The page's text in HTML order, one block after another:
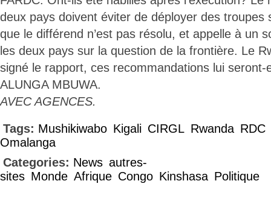
deux pays doivent éviter de déployer des troupes
que le différend n’est pas résolu, et appelle à un
les deux pays sur la question de la frontière. Le
signé le rapport, ces recommandations lui seront-
ALUNGA MBUWA.
AVEC AGENCES.
Tags: Mushikiwabo Kigali CIRGL Rwanda RDC
Omalanga
Categories: News autres-
sites Monde Afrique Congo Kinshasa Politique